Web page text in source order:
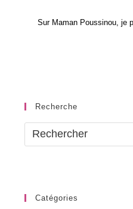
Sur Maman Poussinou, je
Recherche
Catégories